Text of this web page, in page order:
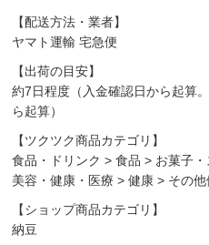
【配送方法・業者】
ヤマト運輸 宅急便
【出荷の目安】
約7日程度（入金確認日から起算
ら起算）
【ツクツク商品カテゴリ】
食品・ドリンク >食品 > お菓子
美容・健康・医療 >健康 > その
【ショップ商品カテゴリ】
納豆